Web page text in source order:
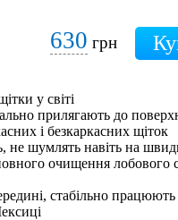
630 грн
у світі
прилягають до
і безкаркасних щіток
шумлять навіть на
очищення лобового
стабільно працюють